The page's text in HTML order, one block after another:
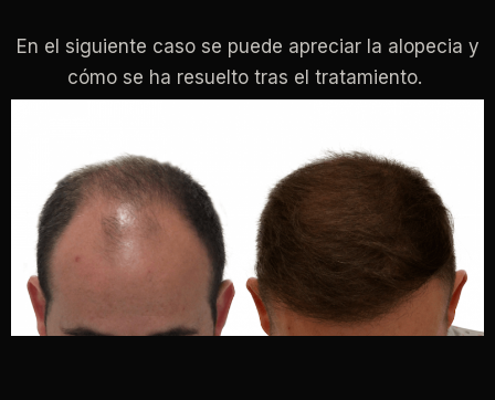
En el siguiente caso se puede apreciar la alopecia y
cómo se ha resuelto tras el tratamiento.